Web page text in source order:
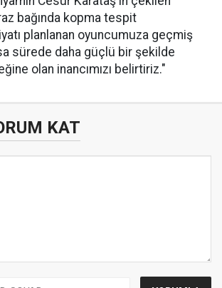
bağında kopma tespit
planlanan oyuncumuza geçmiş
sürede daha güçlü bir şekilde
olan inancımızı belirtiriz."
KAT